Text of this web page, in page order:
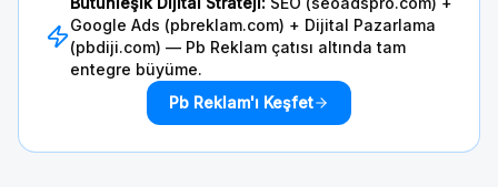
Google Ads (pbreklam.com) + Dijital Pazarlama
(pbdiji.com) — Pb Reklam çatısı altında tam
entegre büyüme.
Pb Reklam'ı Keşfet